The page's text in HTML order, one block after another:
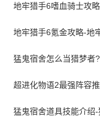
地牢猎手6嗜血骑士攻
地牢猎手6氪金攻略-地
猛鬼宿舍怎么当猎梦者
超进化物语2最强阵容
猛鬼宿舍道具技能介绍